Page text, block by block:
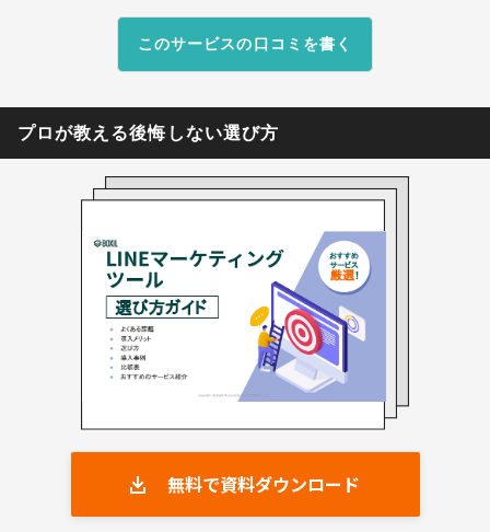
このサービスの口コミを書く
プロが教える後悔しない選び方
無料で資料ダウンロード